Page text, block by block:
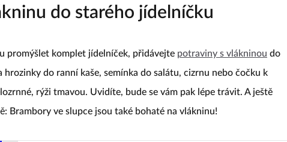
do starého jídelníčku
promýšlet komplet jídelníček, přidávejte potraviny s vlákninou do
do ranní kaše, semínka do salátu, cizrnu nebo čočku k
rýži tmavou. Uvidíte, bude se vám pak lépe trávit. A ještě
Brambory ve slupce jsou také bohaté na vlákninu!